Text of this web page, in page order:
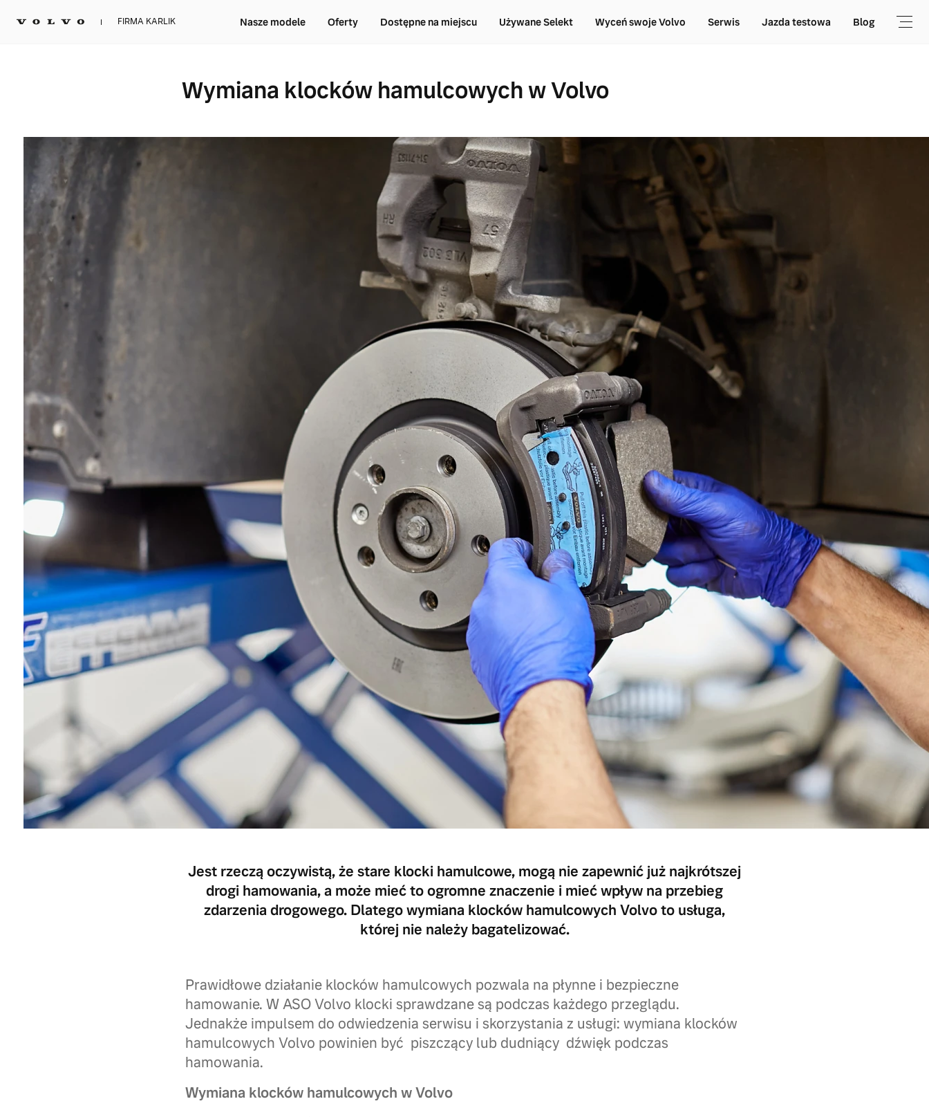
FIRMA KARLIK Nasze modele Oferty Dostępne na miejscu Używane Selekt Wyceń swoje Volvo Serwis Jazda testowa Blog
Wymiana klocków hamulcowych w Volvo
Jest rzeczą oczywistą, że stare klocki hamulcowe, mogą nie zapewnić już najkrótszej
drogi hamowania, a może mieć to ogromne znaczenie i mieć wpływ na przebieg
zdarzenia drogowego. Dlatego wymiana klocków hamulcowych Volvo to usługa,
której nie należy bagatelizować.
Prawidłowe działanie klocków hamulcowych pozwala na płynne i bezpieczne
hamowanie. W ASO Volvo klocki sprawdzane są podczas każdego przeglądu.
Jednakże impulsem do odwiedzenia serwisu i skorzystania z usługi: wymiana klocków
hamulcowych Volvo powinien być piszczący lub dudniący dźwięk podczas
hamowania.
Wymiana klocków hamulcowych w Volvo